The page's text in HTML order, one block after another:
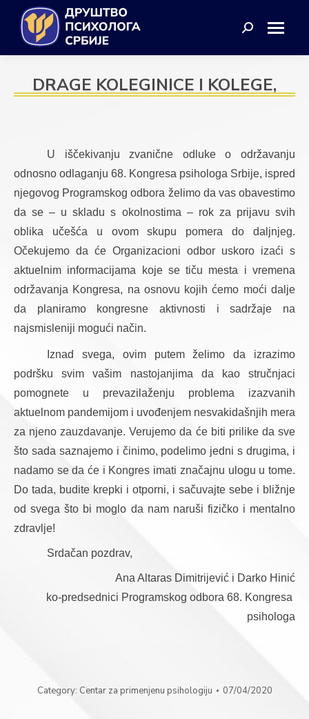
Search:
DRAGE KOLEGINICE I KOLEGE,
U iščekivanju zvanične odluke o održavanju
odnosno odlaganju 68. Kongresa psihologa Srbije, ispred
njegovog Programskog odbora želimo da vas obavestimo
da se – u skladu s okolnostima – rok za prijavu svih
oblika učešća u ovom skupu pomera do daljnjeg.
Očekujemo da će Organizacioni odbor uskoro izaći s
aktuelnim informacijama koje se tiču mesta i vremena
održavanja Kongresa, na osnovu kojih ćemo moći dalje
da planiramo kongresne aktivnosti i sadržaje na
najsmisleniji mogući način.
Iznad svega, ovim putem želimo da izrazimo
podršku svim vašim nastojanjima da kao stručnjaci
pomognete u prevazilaženju problema izazvanih
aktuelnom pandemijom i uvođenjem nesvakidašnjih mera
za njeno zauzdavanje. Verujemo da će biti prilike da sve
što sada saznajemo i činimo, podelimo jedni s drugima, i
nadamo se da će i Kongres imati značajnu ulogu u tome.
Do tada, budite krepki i otporni, i sačuvajte sebe i bližnje
od svega što bi moglo da nam naruši fizičko i mentalno
zdravlje!
Srdačan pozdrav,
Ana Altaras Dimitrijević i Darko Hinić
ko-predsednici Programskog odbora 68. Kongresa
psihologa
Category: Centar za primenjenu psihologiju 07/04/2020